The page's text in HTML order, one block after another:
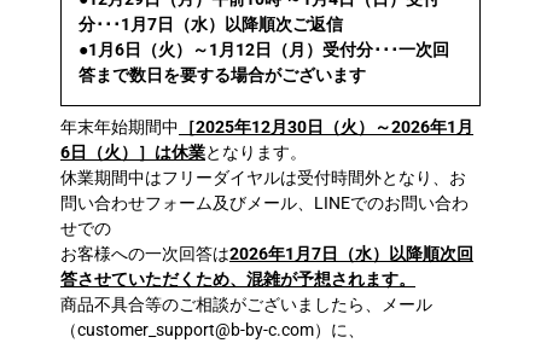
分･･･1月7日（水）以降順次ご返信
●1月6日（火）～1月12日（月）受付分･･･一次回
答まで数日を要する場合がございます
年末年始期間中 ［2025年12月30日（火）～2026年1月
6日（火）］は休業となります。
休業期間中はフリーダイヤルは受付時間外となり、お
問い合わせフォーム及びメール、LINEでのお問い合わ
せでの
お客様への一次回答は2026年1月7日（水）以降順次回
答させていただくため、混雑が予想されます。
商品不具合等のご相談がございましたら、メール
（customer_support@b-by-c.com）に、